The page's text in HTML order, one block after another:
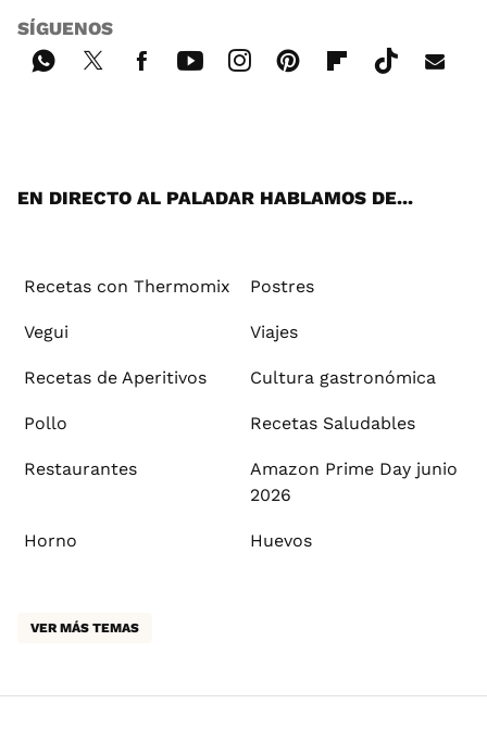
SÍGUENOS
EN DIRECTO AL PALADAR HABLAMOS DE...
Recetas con Thermomix Postres
Vegui Viajes
Recetas de Aperitivos Cultura gastronómica
Pollo Recetas Saludables
Restaurantes
Amazon Prime Day junio
2026
Horno Huevos
VER MÁS TEMAS